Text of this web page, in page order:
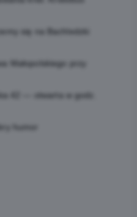
się na Bachledzki
Małopolskiego przy
42 — otwarta w godz.
humor